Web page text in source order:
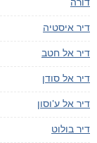
דיר איסטיה
דיר אל חטב
דיר אל סודן
דיר אל ע'וסון
דיר בולוט